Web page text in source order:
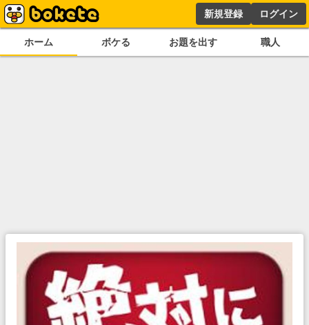
新規登録 ログイン
ホーム ボケる お題を出す 職人